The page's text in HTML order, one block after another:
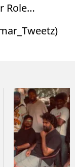
Role…